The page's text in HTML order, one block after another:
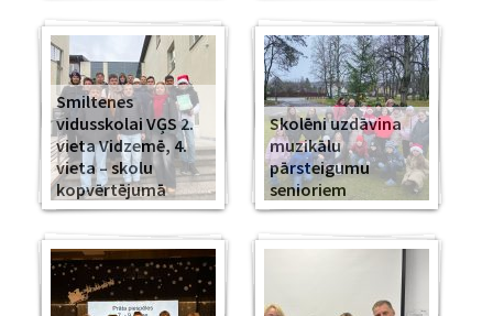
Smiltenes
vidusskolai VĢS 2.
vieta Vidzemē, 4.
vieta – skolu
kopvērtējumā
Skolēni uzdāvina
muzikālu
pārsteigumu
senioriem